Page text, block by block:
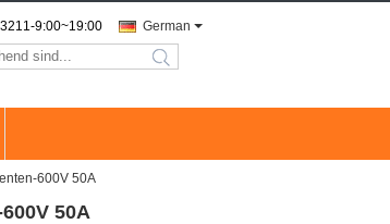
German
9:00~19:00
search
600V 50A
50A